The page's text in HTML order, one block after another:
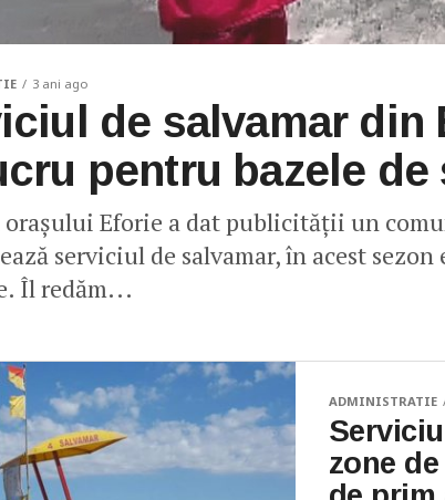
3 ani ago
de salvamar din
pentru bazele de
Eforie a dat publicității un
serviciul de salvamar, în acest
Îl redăm...
ADMINISTRATIE
zone